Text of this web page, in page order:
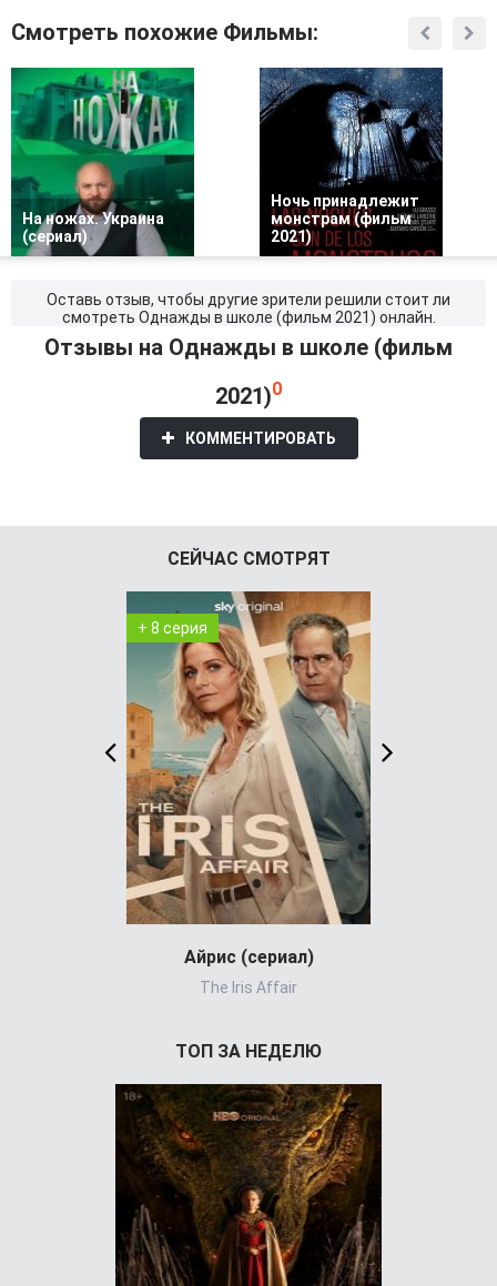
Смотреть похожие Фильмы:
На ножах. Украина
(сериал)
Ночь принадлежит
монстрам (фильм
2021)
Оставь отзыв, чтобы другие зрители решили стоит ли
смотреть Однажды в школе (фильм 2021) онлайн.
Отзывы на Однажды в школе (фильм
2021)0
КОММЕНТИРОВАТЬ
СЕЙЧАС СМОТРЯТ
+ 8 серия
Айрис (сериал)
The Iris Affair
ТОП ЗА НЕДЕЛЮ